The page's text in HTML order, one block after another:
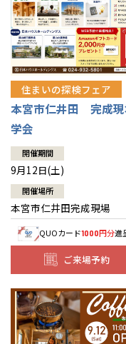
住まいの探検フェア
本宮市仁井田 完成
学会
開催期間
9月12日(土)
開催場所
本宮市仁井田完成現場
QUOカード1000円分進
ご来場予約